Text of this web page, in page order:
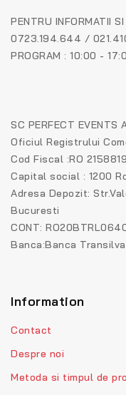
PENTRU INFORMATII
0723.194.644 /
PROGRAM : 10:00 -
SC PERFECT EVENTS
Oficiul Registrului
Cod Fiscal :RO
Capital social : 1200
Adresa Depozit:
Bucuresti
CONT:
Banca:Banca
Information
Contact
Despre noi
Metoda si timpul de